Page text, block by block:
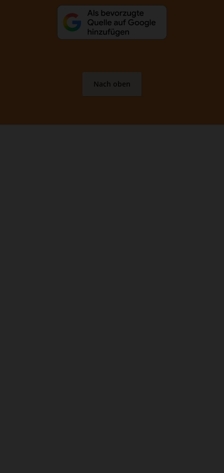
Nach oben